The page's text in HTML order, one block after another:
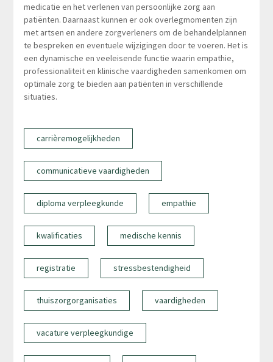
medicatie en het verlenen van persoonlijke zorg aan
patiënten. Daarnaast kunnen er ook overlegmomenten zijn
met artsen en andere zorgverleners om de behandelplannen
te bespreken en eventuele wijzigingen door te voeren. Het is
een dynamische en veeleisende functie waarin empathie,
professionaliteit en klinische vaardigheden samenkomen om
optimale zorg te bieden aan patiënten in verschillende
situaties.
carrièremogelijkheden
communicatieve vaardigheden
diploma verpleegkunde empathie
kwalificaties medische kennis
registratie stressbestendigheid
thuiszorgorganisaties vaardigheden
vacature verpleegkundige